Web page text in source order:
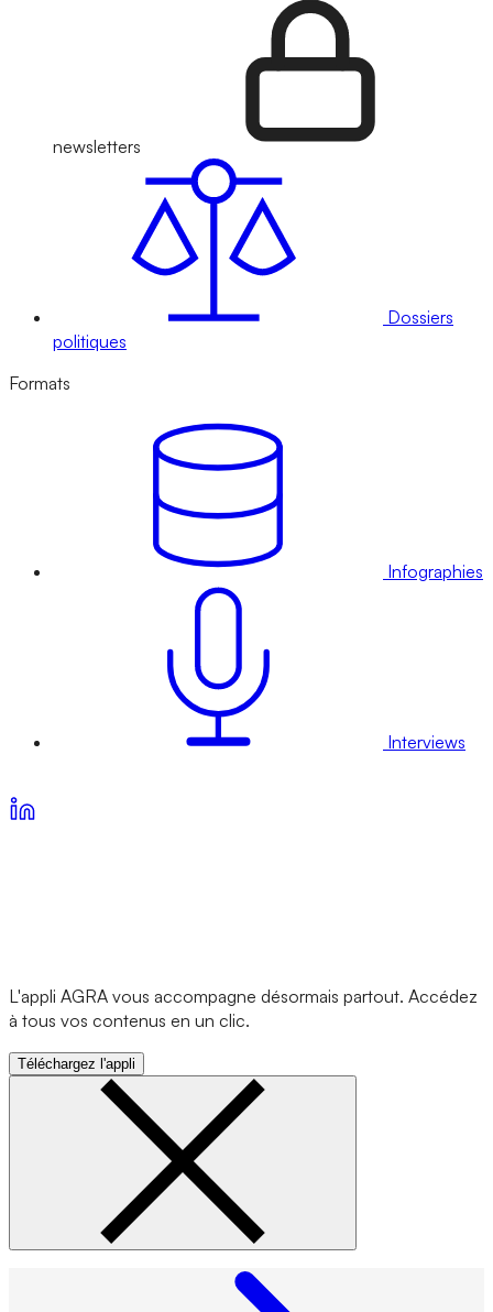
newsletters
Dossiers
politiques
Formats
Infographies
Interviews
L'appli AGRA vous accompagne désormais partout. Accédez
à tous vos contenus en un clic.
Téléchargez l'appli